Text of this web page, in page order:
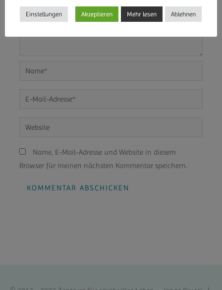
Name*
E-
Website
Name, E-Mail-Adresse und Website in diesem
Browser für meinen nächsten Kommentar speichern.
Einstellungen Akzeptieren Mehr lesen Ablehnen